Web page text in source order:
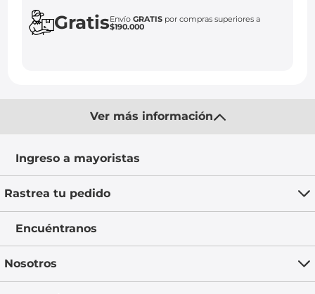
GratisEnvíoGRATIS por compras superiores a
$190.000
Ver más información
Ingreso a mayoristas
Rastrea tu pedido
Encuéntranos
Nosotros